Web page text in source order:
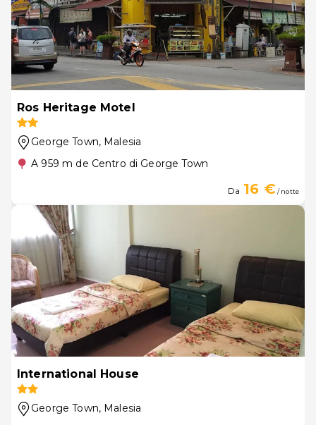
Ros Heritage Motel
George Town, Malesia
A 959 m de Centro di George Town
Da 16 €/ notte
International House
George Town, Malesia